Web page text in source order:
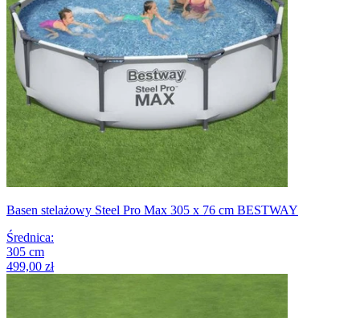
Basen stelażowy Steel Pro Max 305 x 76 cm BESTWAY
Średnica:
305 cm
499,00 zł